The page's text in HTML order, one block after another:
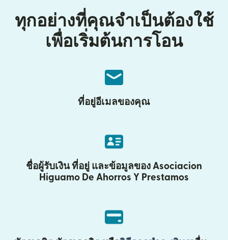
ทุกอย่างที่คุณจำเป็นต้องใช้
เพื่อเริ่มต้นการโอน
ที่อยู่อีเมลของคุณ
ชื่อผู้รับเงิน ที่อยู่ และข้อมูลของ Asociacion
Higuamo De Ahorros Y Prestamos